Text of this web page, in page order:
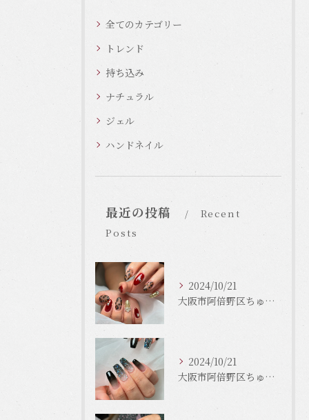
全てのカテゴリー
トレンド
持ち込み
ナチュラル
ジェル
ハンドネイル
最近の投稿
Recent
Posts
2024/10/21
大阪市阿倍野区ちゅるんネイルはLinonail
2024/10/21
大阪市阿倍野区ちゅるんネイルはLinonail